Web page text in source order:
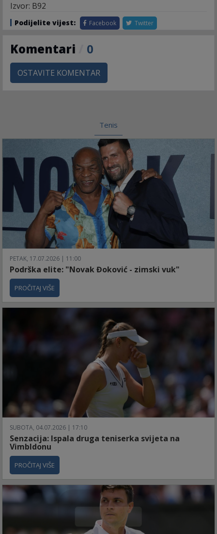
Izvor: B92
Podijelite vijest: Facebook Twitter
Komentari 0
OSTAVITE KOMENTAR
Tenis
PETAK, 17.07.2026 | 11:00
Podrška elite: "Novak Đoković - zimski vuk"
PROČITAJ VIŠE
SUBOTA, 04.07.2026 | 17:10
Senzacija: Ispala druga teniserka svijeta na
Vimbldonu
PROČITAJ VIŠE